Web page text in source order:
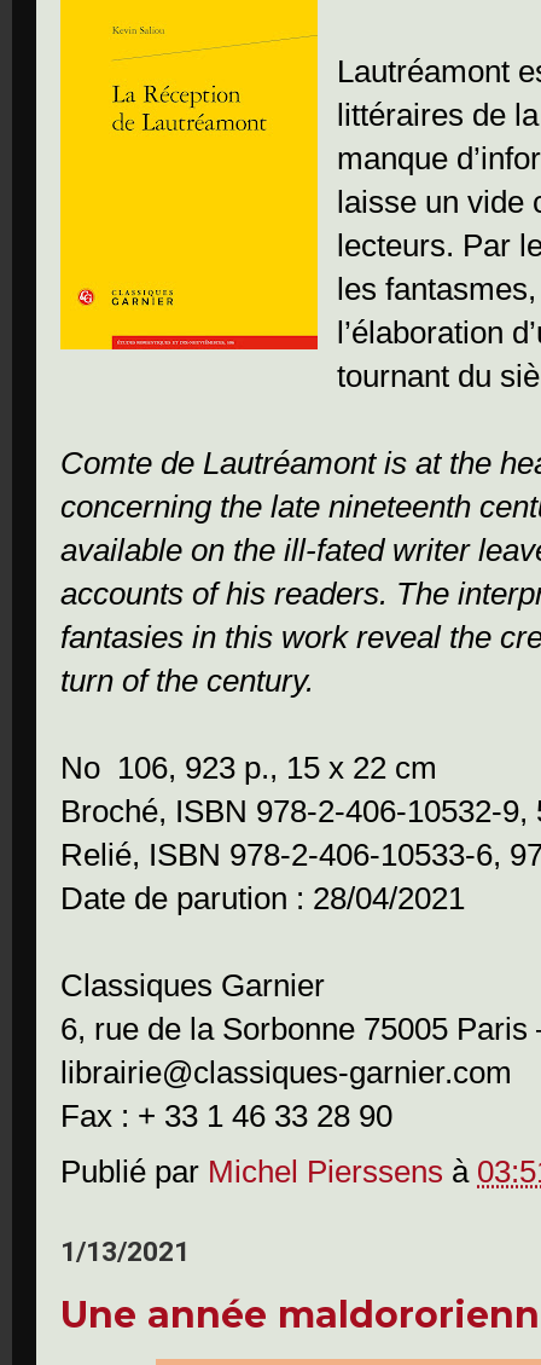
Lautréamont
littéraires de
manque
laisse un vide
lecteurs. Par
les
l’élaboration
tournant du
Comte de Lautréamont is at the
concerning the late nineteenth
available on the ill-fated writer
accounts of his readers. The
fantasies in this work reveal the
turn of the century.
No 106, 923 p., 15 x 22 cm
Broché, ISBN 978-2-406-10532-
Relié, ISBN 978-2-406-10533-6,
Date de parution : 28/04/2021
Classiques Garnier
6, rue de la Sorbonne 75005
librairie@classiques-garnier.com
Fax : + 33 1 46 33 28 90
Publié par Michel Pierssens à
1/13/2021
Une année